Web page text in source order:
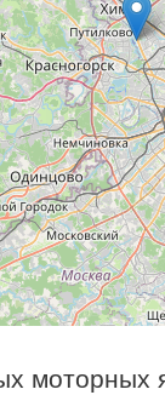
моторных